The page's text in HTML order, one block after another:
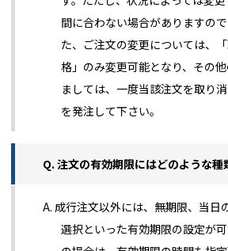
間に合わない場合がありますの
た、ご注文の変更については、
格」のみ変更可能となり、その
ましては、一度当該注文を取り
を発注して下さい。
Q. 注文の有効期限にはどのような種
A. 成行注文以外には、無期限、当日
選択といった有効期限の設定が